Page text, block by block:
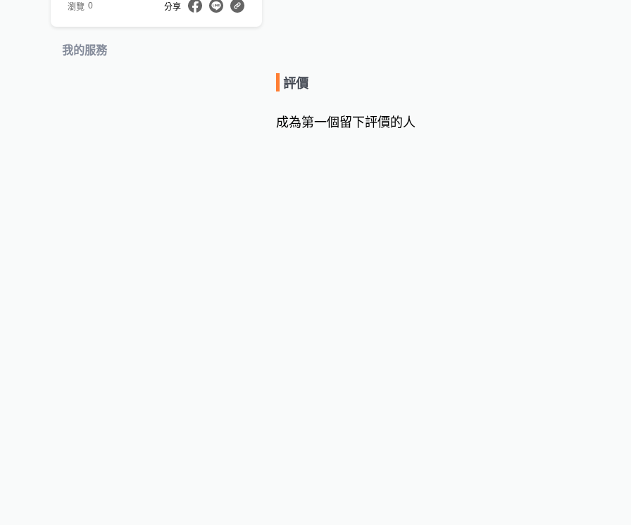
瀏覽 0 分享
我的服務
評價
成為第一個留下評價的人